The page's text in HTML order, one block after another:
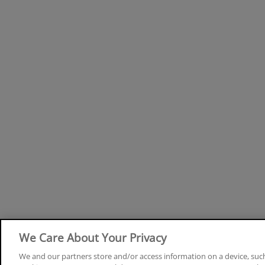
We Care About Your Privacy
We and our partners store and/or access information on a device,